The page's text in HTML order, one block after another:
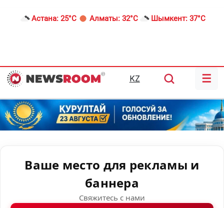
Астана: 25°C Алматы: 32°C Шымкент: 37°C
KZ ☰
Ваше место для рекламы и
баннера
Свяжитесь с нами